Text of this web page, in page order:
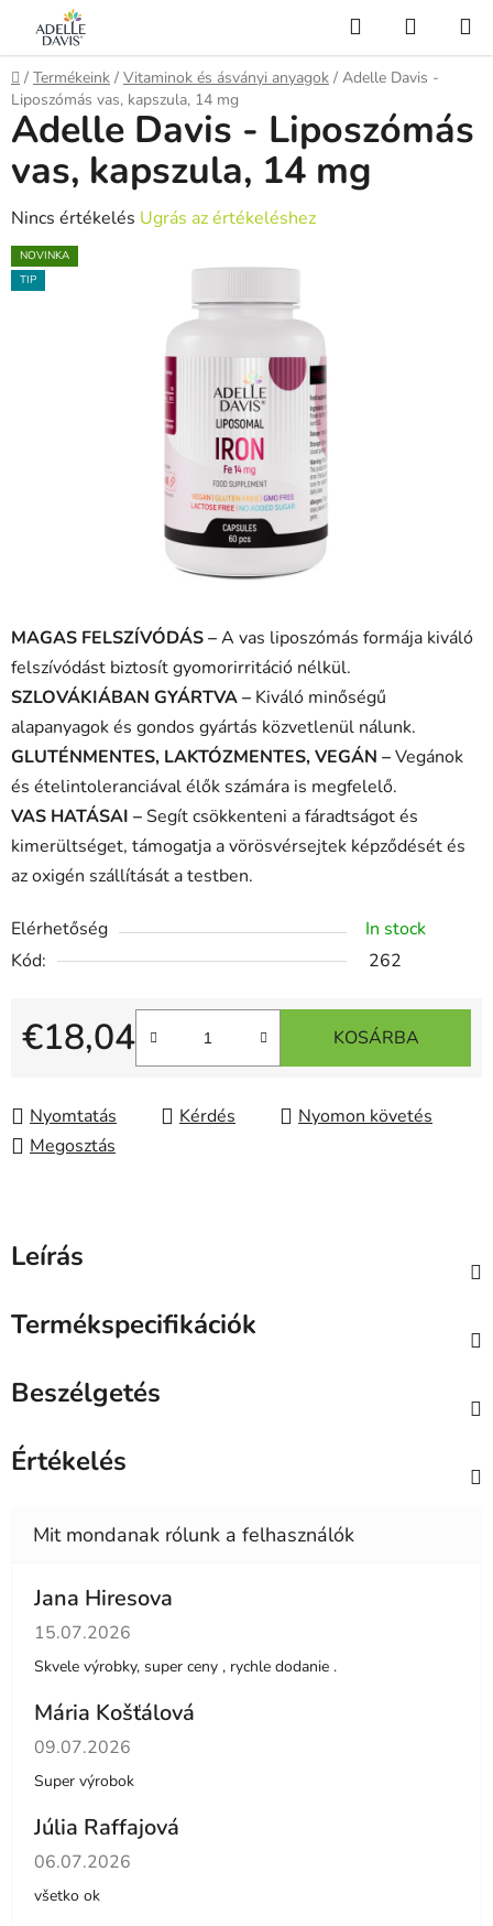
fő
tartalomhoz
KeresésKOSÁR
Kezdőlap
/ Termékeink / Vitaminok és ásványi anyagok / Adelle Davis -
Liposzómás vas, kapszula, 14 mg
MAGAS FELSZÍVÓDÁS –A vas liposzómás formája kiváló
felszívódást biztosít gyomorirritáció nélkül.
SZLOVÁKIÁBAN GYÁRTVA – Kiváló minőségű
alapanyagok és gondos gyártás közvetlenül nálunk.
GLUTÉNMENTES, LAKTÓZMENTES, VEGÁN –Vegánok
és ételintoleranciával élők számára is megfelelő.
VAS HATÁSAI –Segít csökkenteni a fáradtságot és
kimerültséget, támogatja a vörösvérsejtek képződését és
az oxigén szállítását a testben.
Elérhetőség
In stock
Kód:
262
€18,04 KOSÁRBA
Nyomtatás Kérdés
Nyomon követés
Megosztás
Adelle Davis - Liposzómás
vas, kapszula, 14 mg
A
termék
átlagos
Nincs értékelés Ugrás az értékeléshez
NOVINKA
TIP
Leírás
Termékspecifikációk
Beszélgetés
Értékelés
Jana Hiresova
Az áruház értékelése 5-ből 5 csillag.
15.07.2026
Skvele výrobky, super ceny , rychle dodanie .
Mária Košťálová
Az áruház értékelése 5-ből 5 csillag.
09.07.2026
Super výrobok
Júlia Raffajová
Az áruház értékelése 5-ből 5 csillag.
06.07.2026
všetko ok
AI Asistent